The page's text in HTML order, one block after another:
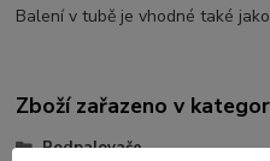
Balení v tubě je vhodné také
Zboží zařazeno v
Podpalovače